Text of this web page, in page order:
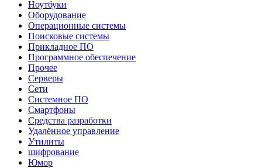
Ноутбуки
Оборудование
Операционные системы
Поисковые системы
Прикладное ПО
Программное обеспечение
Прочее
Серверы
Сети
Системное ПО
Смартфоны
Средства разработки
Удалённое управление
Утилиты
шифрование
Юмор